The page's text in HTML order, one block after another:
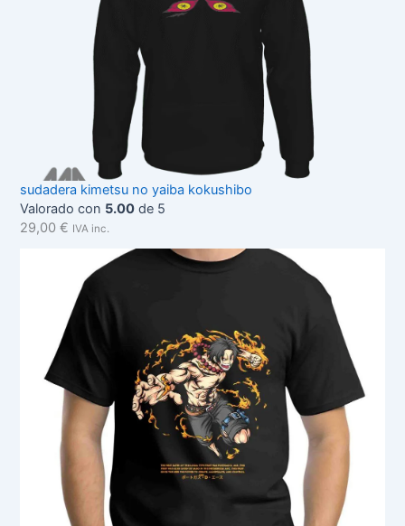
sudadera kimetsu no yaiba kokushibo
Valorado con 5.00 de 5
29,00€ IVA inc.